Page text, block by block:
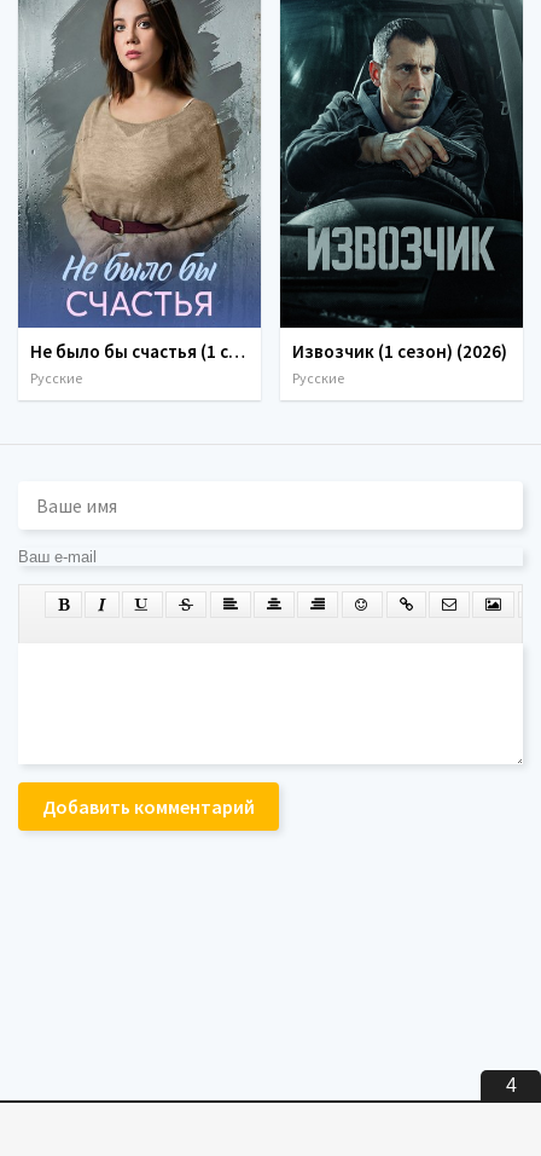
Не было бы счастья (1 сезон) (2026)
Русские
Извозчик (1 сезон) (2026)
Русские
Добавить комментарий
4